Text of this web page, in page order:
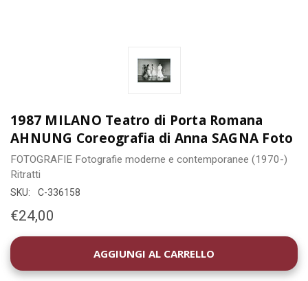
1987 MILANO Teatro di Porta Romana
AHNUNG Coreografia di Anna SAGNA Foto
FOTOGRAFIE Fotografie moderne e contemporanee (1970-)
Ritratti
SKU: C-336158
€24,00
DISPONIBILITÀ
ATTUALE: